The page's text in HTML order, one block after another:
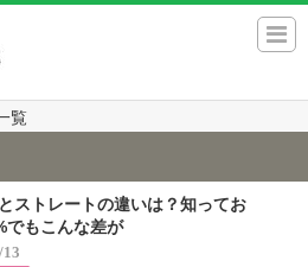
覧
ストレートの違いは？知ってお
でもこんな差が
13